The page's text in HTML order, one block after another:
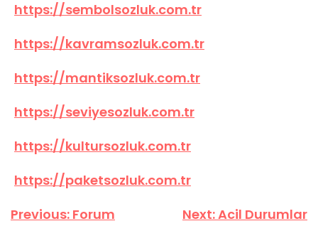
https://sembolsozluk.com.tr
https://kavramsozluk.com.tr
https://mantiksozluk.com.tr
https://seviyesozluk.com.tr
https://kultursozluk.com.tr
https://paketsozluk.com.tr
Yazı
Previous: Forum Next:Acil Durumlar